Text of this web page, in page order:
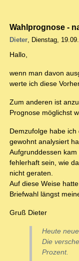
Wahlprognose -
Dieter, Dienstag,
Hallo,
wenn man davon
werte ich diese
Zum anderen ist
Prognose möglichst
Demzufolge habe
gewohnt analysiert
Aufgrunddessen
fehlerhaft sein, wie
nicht geraten.
Auf diese Weise
Briefwahl längst
Gruß Dieter
Heute
Die
Prozent.